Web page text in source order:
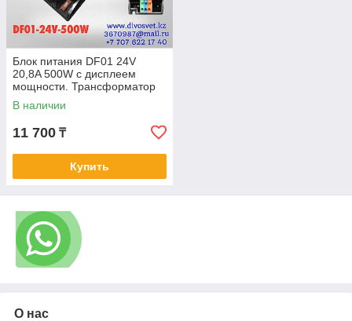
Блок питания DF01 24V
20,8A 500W с дисплеем
мощности. Трансформатор
220В-24В, 500 Ватт. Блоки
питания 24в
В наличии
11 700 ₸
Купить
О нас